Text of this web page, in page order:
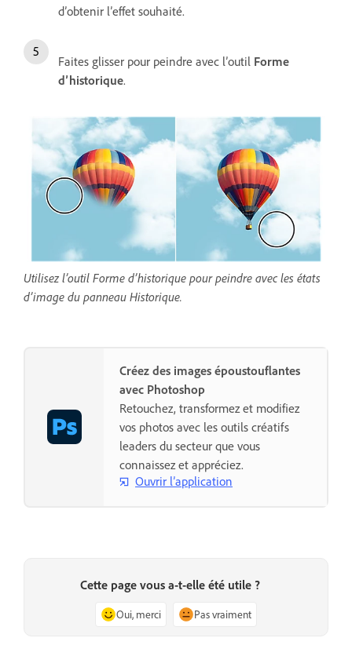
d’obtenir l’effet souhaité.
Faites glisser pour peindre avec l’outil Forme
d’historique.
Utilisez l’outil Forme d’historique pour peindre avec les états
d’image du panneau Historique.
Créez des images époustouflantes
avec Photoshop
Retouchez, transformez et modifiez
vos photos avec les outils créatifs
leaders du secteur que vous
connaissez et appréciez.
Ouvrir l’application
Cette page vous a-t-elle été utile ?
Oui, merci Pas vraiment